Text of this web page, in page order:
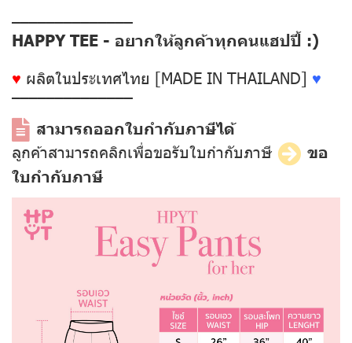
––––––––––––––
HAPPY TEE - อยากให้ลูกค้าทุกคนแฮปปี้ :)
♥ ผลิตในประเทศไทย [MADE IN THAILAND] ♥
––––––––––––––
สามารถออกใบกำกับภาษีได้
ลูกค้าสามารถคลิกเพื่อขอรับใบกำกับภาษี
ขอ
ใบกำกับภาษี